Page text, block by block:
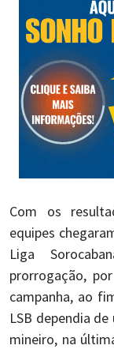
Com os
equipes
Liga
prorrogação,
campanha, ao
LSB dependia
mineiro, na